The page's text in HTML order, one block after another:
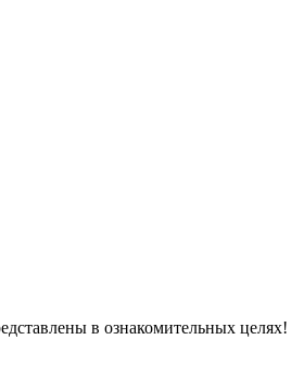
в ознакомительных целях!